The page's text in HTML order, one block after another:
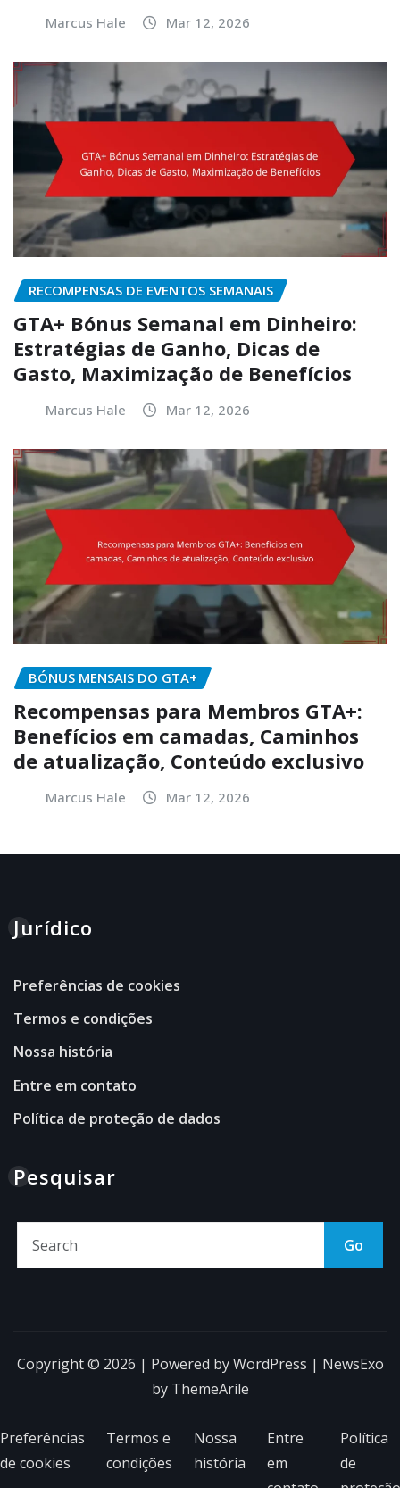
Marcus Hale Mar 12, 2026
RECOMPENSAS DE EVENTOS SEMANAIS
GTA+ Bónus Semanal em Dinheiro:
Estratégias de Ganho, Dicas de
Gasto, Maximização de Benefícios
Marcus Hale Mar 12, 2026
BÓNUS MENSAIS DO GTA+
Recompensas para Membros GTA+:
Benefícios em camadas, Caminhos
de atualização, Conteúdo exclusivo
Marcus Hale Mar 12, 2026
Jurídico
Preferências de cookies
Termos e condições
Nossa história
Entre em contato
Política de proteção de dados
Pesquisar
Go
Copyright © 2026 | Powered byWordPress | NewsExo
by ThemeArile
Preferências
de cookies
Termos e
condições
Nossa
história
Entre
em
Política
de